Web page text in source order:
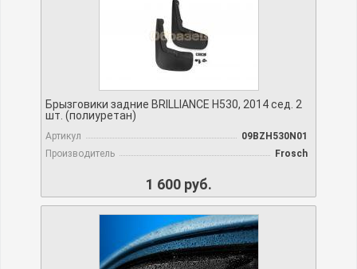
Брызговики задние BRILLIANCE H530, 2014 сед. 2
шт. (полиуретан)
Артикул
09BZH530N01
Производитель
Frosch
1 600 руб.